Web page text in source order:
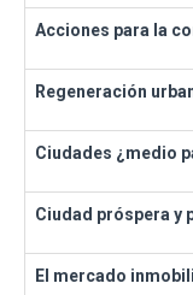
Acciones para la
Regeneración
Ciudades ¿medio
Ciudad próspera y
El mercado